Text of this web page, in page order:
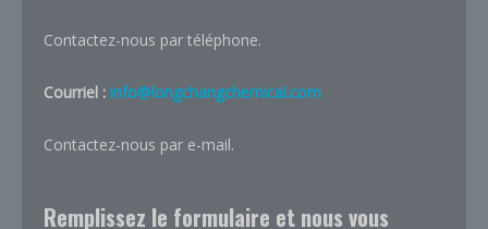
Contactez-nous par téléphone.
Courriel : info@longchangchemical.com
Contactez-nous par e-mail.
Remplissez le formulaire et nous vous